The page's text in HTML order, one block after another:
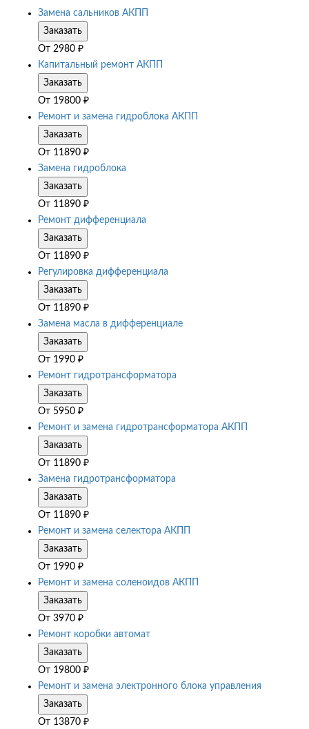
Замена сальников АКПП
Заказать
От 2980 ₽
Капитальный ремонт АКПП
Заказать
От 19800 ₽
Ремонт и замена гидроблока АКПП
Заказать
От 11890 ₽
Замена гидроблока
Заказать
От 11890 ₽
Ремонт дифференциала
Заказать
От 11890 ₽
Регулировка дифференциала
Заказать
От 11890 ₽
Замена масла в дифференциале
Заказать
От 1990 ₽
Ремонт гидротрансформатора
Заказать
От 5950 ₽
Ремонт и замена гидротрансформатора АКПП
Заказать
От 11890 ₽
Замена гидротрансформатора
Заказать
От 11890 ₽
Ремонт и замена селектора АКПП
Заказать
От 1990 ₽
Ремонт и замена соленоидов АКПП
Заказать
От 3970 ₽
Ремонт коробки автомат
Заказать
От 19800 ₽
Ремонт и замена электронного блока управления
Заказать
От 13870 ₽